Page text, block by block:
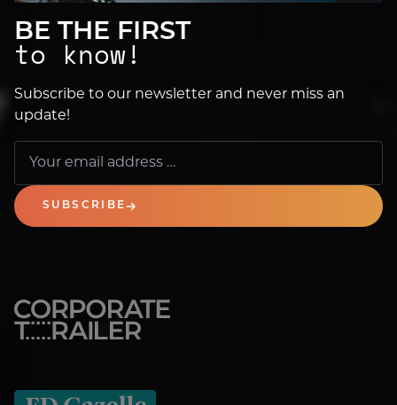
BE THE FIRST
to know!
Subscribe to our newsletter and never miss an
update!
SUBSCRIBE